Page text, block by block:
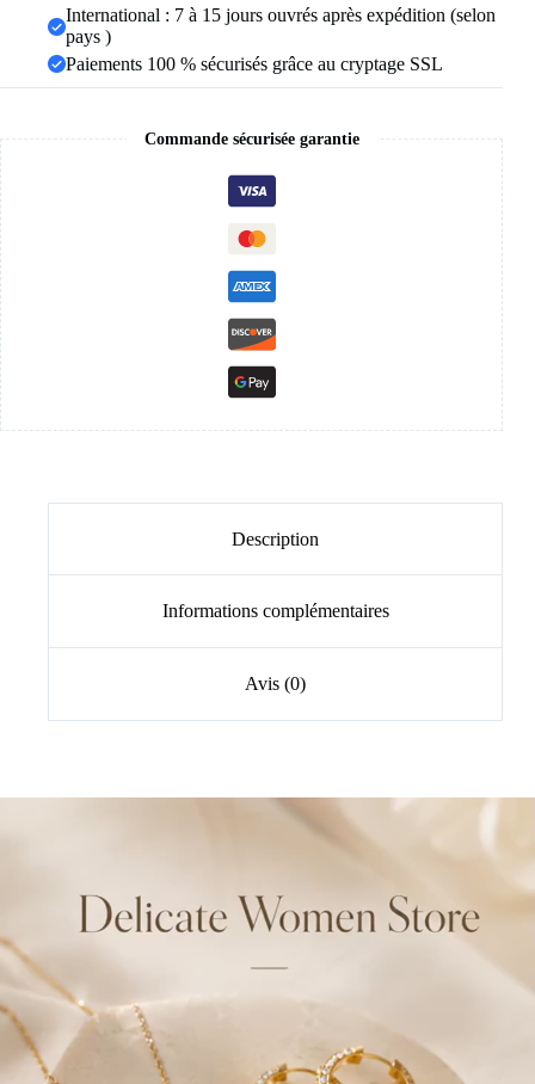
International : 7 à 15 jours ouvrés après expédition (selon
pays )
Paiements 100 % sécurisés grâce au cryptage SSL
Commande sécurisée garantie
Description
Informations complémentaires
Avis (0)